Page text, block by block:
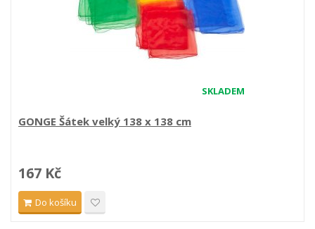
SKLADEM
GONGE Šátek velký 138 x 138 cm
167 Kč
Do košíku